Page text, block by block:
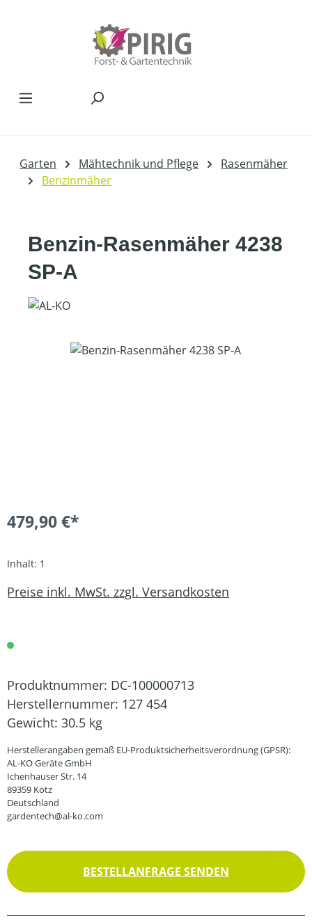
Garten Mähtechnik und Pflege
Rasenmäher
Benzinmäher
Benzin-Rasenmäher 4238
SP-A
Bildergalerie überspringen
479,90 €*
Inhalt: 1
Preise inkl. MwSt. zzgl. Versandkosten
Produktnummer: DC-100000713
Herstellernummer: 127 454
Gewicht: 30.5 kg
Herstellerangaben gemäß EU-Produktsicherheitsverordnung (GPSR):
AL-KO Geräte GmbH
Ichenhauser Str. 14
89359 Kötz
Deutschland
gardentech@al-ko.com
BESTELLANFRAGE SENDEN